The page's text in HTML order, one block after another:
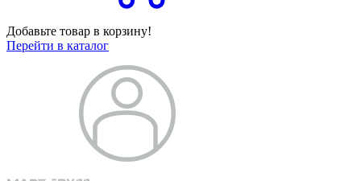
Добавьте товар в корзину!
Перейти в каталог